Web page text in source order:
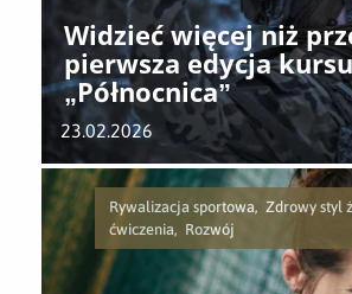
Widzieć więcej niż
pierwsza edycja kursu
„Północnica”
23.02.2026
Rywalizacja sportowa, Zdrowy styl
ćwiczenia, Rozwój